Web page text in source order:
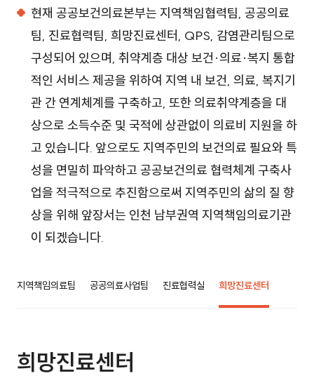
현재 공공보건의료본부는 지역책임협력팀, 공공의료
팀, 진료협력팀, 희망진료센터, QPS, 감염관리팀으로
구성되어 있으며, 취약계층 대상 보건·의료·복지 통합
적인 서비스 제공을 위하여 지역 내 보건, 의료, 복지기
관 간 연계체계를 구축하고, 또한 의료취약계층을 대
상으로 소득수준 및 국적에 상관없이 의료비 지원을 하
고 있습니다. 앞으로도 지역주민의 보건의료 필요와 특
성을 면밀히 파악하고 공공보건의료 협력체계 구축사
업을 적극적으로 추진함으로써 지역주민의 삶의 질 향
상을 위해 앞장서는 인천 남부권역 지역책임의료기관
이 되겠습니다.
지역책임의료팀 공공의료사업팀 진료협력실 희망진료센터
희망진료센터